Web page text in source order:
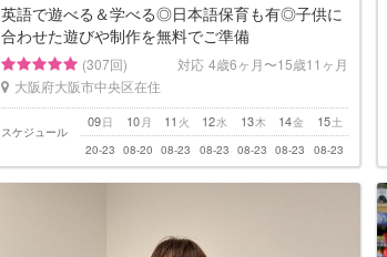
英語で遊べる＆学べる◎日本語保育も有◎子供に
合わせた遊びや制作を無料でご準備
(307回) 対応 4歳6ヶ月〜15歳11ヶ月
大阪府大阪市中央区在住
スケジュール
日
09 月
10 火
11 水
12 木
13 金
14 土
15
20-23 08-20 08-23 08-23 08-23 08-23 08-23